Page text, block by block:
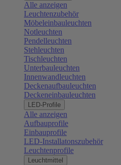
Alle anzeigen
Leuchtenzubehör
Möbeleinbauleuchten
Notleuchten
Pendelleuchten
Stehleuchten
Tischleuchten
Unterbauleuchten
Innenwandleuchten
Deckenaufbauleuchten
Deckeneinbauleuchten
LED-Profile
Alle anzeigen
Aufbauprofile
Einbauprofile
LED-Installatonszubehör
Leuchtenprofile
Leuchtmittel